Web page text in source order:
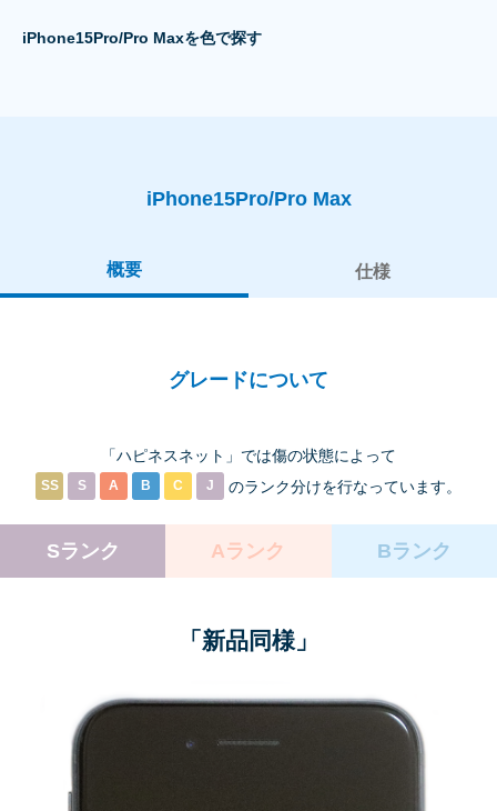
iPhone15Pro/Pro Maxを色で探す
iPhone15Pro/Pro Max
概要 仕様
グレードについて
「ハピネスネット」では傷の状態によって
SS S A B C J のランク分けを行なっています。
Sランク Aランク Bランク
「新品同様」